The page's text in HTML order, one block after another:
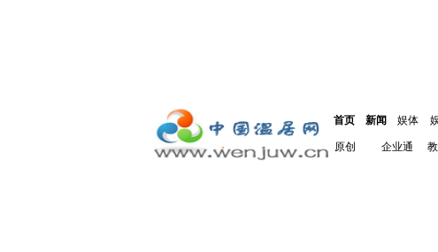
首页 新闻 娱体
原创 企业通